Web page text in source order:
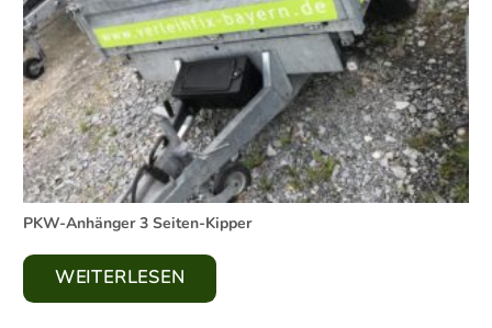
PKW-Anhänger 3 Seiten-Kipper
WEITERLESEN